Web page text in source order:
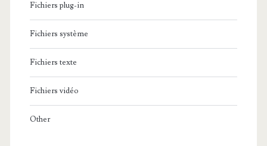
Fichiers plug-in
Fichiers système
Fichiers texte
Fichiers vidéo
Other